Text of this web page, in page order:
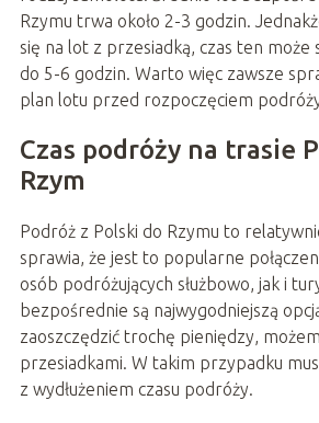
Rzymu trwa około 2-3 godzin.
się na lot z przesiadką, czas ten może
do 5-6 godzin. Warto więc zawsze
plan lotu przed rozpoczęciem
Czas podróży na trasie
Rzym
Podróż z Polski do Rzymu to
sprawia, że jest to popularne
osób podróżujących służbowo, jak i
bezpośrednie są najwygodniejszą
zaoszczędzić trochę pieniędzy,
przesiadkami. W takim przypadku
z wydłużeniem czasu podróży.